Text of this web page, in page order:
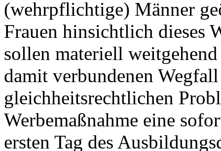
(wehrpflichtige) Männer
Frauen hinsichtlich dieses
sollen materiell
damit verbundenen
gleichheitsrechtlichen
Werbemaßnahme eine
ersten Tag des